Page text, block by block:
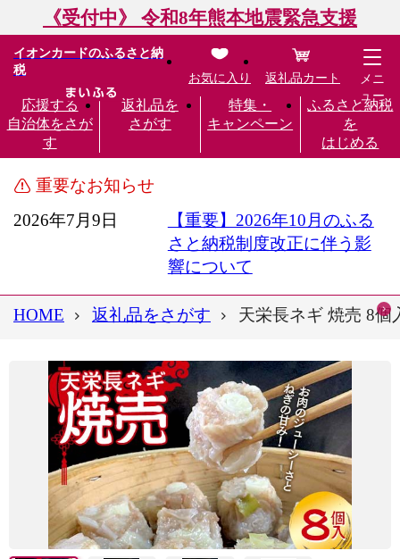
《受付中》 令和8年熊本地震緊急支援
イオンカードのふるさと納
税
応援する
自治体をさが
す
返礼品を
さがす
特集・
キャンペーン
ふるさと納税
を
はじめる
お気に入り 返礼品カート
メニ
ュー
重要なお知らせ
2026年7月9日
【重要】2026年10月のふる
さと納税制度改正に伴う影
響について
HOME 返礼品をさがす 天栄長ネギ 焼売 8個